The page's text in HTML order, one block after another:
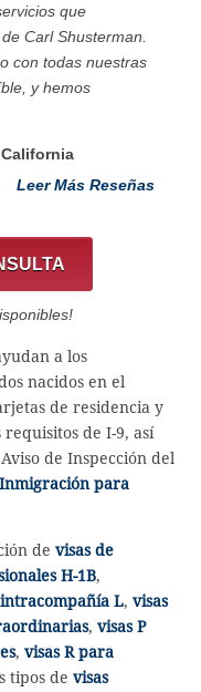
que
Carl Shusterman.
con todas nuestras
y hemos
Leer Más Reseñas
a los
nacidos en el
de residencia y
de I-9, así
de Inspección del
para
devisas de
H-1B,
L,visas
,visas P
,visas R para
tipos devisas